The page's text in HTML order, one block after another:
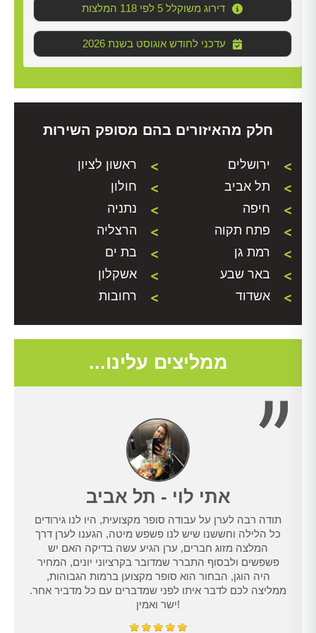
דירוג משוקלל 5 לפי 118 המלצות
2026 עדכני לחודש אוגוסט בשנת
חלק מהאיזורים בהם מסופק השירות
ירושלים
ראשון לציון
תל אביב
חולון
חיפה
נתניה
פתח תקוה
הרצליה
רמת גן
בת ים
באר שבע
אשקלון
אשדוד
רחובות
ממליצים עלינו...
אתי לוי - תל אביב
תודה רבה לערן על עבודה סופר מקצועית, היו לנו גירודים
כל הלילה וחששנו שיש לנו פשפש מיטה, הגענו לערן דרך
המלצה מזוג חברים, ערן הגיע עשה בדיקה האם יש
פשפשים ולבסוף התברר שמדובר בקרציוני יונים, המחיר
היה הוגן, הבחור הוא סופר מקצוען ברמות הגבוהות,
ממליצה לכם לדבר איתו לפני שמדברים עם כל מדביר אחר.
ישר ואמין!